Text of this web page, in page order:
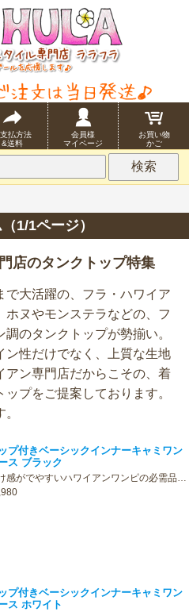
払方法
&送料
会員様
マイページ
お買い物
かご
1/1ページ）
店のタンクトップ特集
で大活躍の、フラ・ハワイア
ホヌやモンステラなどの、フ
のタンクトップが勢揃い。
ン性だけでなく、上質な生地
アン専門店だからこその、着
プをご提案しております。
プ付きベーシックインナーキャミワン
ス ブラック
感がでやすいハワイアンワンピの必需品…
プ付きベーシックインナーキャミワン
ス ホワイト